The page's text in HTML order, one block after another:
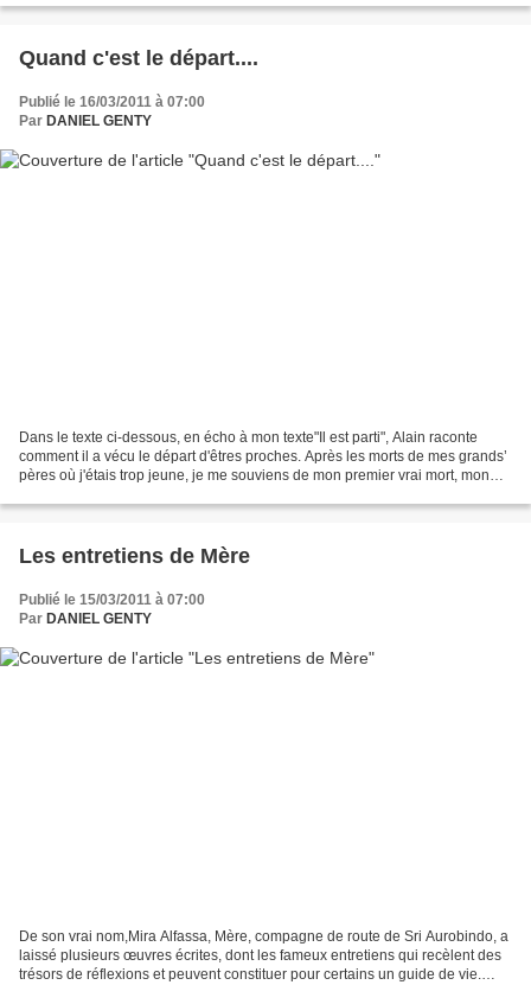
Quand c'est le départ....
Publié le 16/03/2011 à 07:00
Par DANIEL GENTY
Dans le texte ci-dessous, en écho à mon texte"Il est parti", Alain raconte
comment il a vécu le départ d'êtres proches. Après les morts de mes grands’
pères où j'étais trop jeune, je me souviens de mon premier vrai mort, mon
Les entretiens de Mère
Publié le 15/03/2011 à 07:00
Par DANIEL GENTY
De son vrai nom,Mira Alfassa, Mère, compagne de route de Sri Aurobindo, a
laissé plusieurs œuvres écrites, dont les fameux entretiens qui recèlent des
trésors de réflexions et peuvent constituer pour certains un guide de vie.